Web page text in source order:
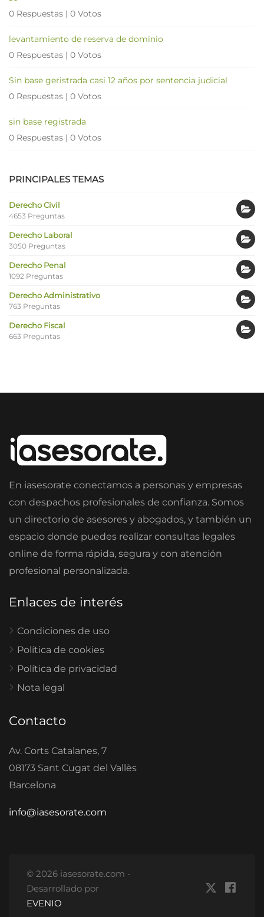
0 Respuestas | 0 Votos
levantamiento de reserva de dominio
0 Respuestas | 0 Votos
Sin base geristrada casi 12 años por sentencia judicial
0 Respuestas | 0 Votos
sin base registrada
0 Respuestas | 0 Votos
PRINCIPALES TEMAS
Derecho Civil
4653 Preguntas
Derecho Laboral
3050 Preguntas
Derecho Penal
1092 Preguntas
Derecho Administrativo
763 Preguntas
Derecho Fiscal
663 Preguntas
En iasesorate conectamos a personas y empresas
con despachos profesionales de confianza. Somos
un directorio de asesores y abogados, y también un
espacio donde puedes realizar consultas legales
online de forma rápida, segura y con atención
profesional personalizada.
Enlaces de interés
Condiciones de uso
Política de cookies
Política de privacidad
Nota legal
Contacto
Av. Corts Catalanes, 7
08173 Sant Cugat del Vallès
Barcelona
info@iasesorate.com
© 2026 iasesorate.com -
Desarrollado por
EVENIO